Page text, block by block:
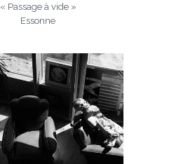
« Passage à vide »
Essonne